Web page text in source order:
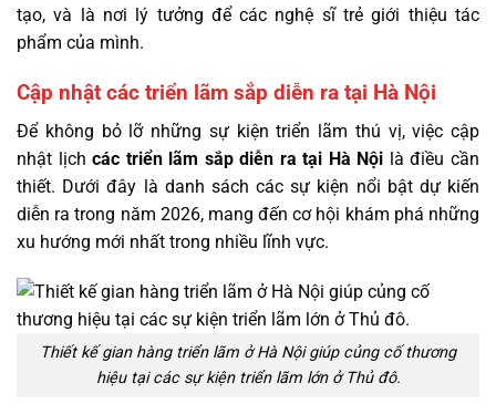
tạo, và là nơi lý tưởng để các nghệ sĩ trẻ giới thiệu tác
phẩm của mình.
Cập nhật các triển lãm sắp diễn ra tại Hà Nội
Để không bỏ lỡ những sự kiện triển lãm thú vị, việc cập
nhật lịchcác triển lãm sắp diễn ra tại Hà Nội là điều cần
thiết. Dưới đây là danh sách các sự kiện nổi bật dự kiến
diễn ra trong năm 2026, mang đến cơ hội khám phá những
xu hướng mới nhất trong nhiều lĩnh vực.
Thiết kế gian hàng triển lãm ở Hà Nội giúp củng cố thương
hiệu tại các sự kiện triển lãm lớn ở Thủ đô.